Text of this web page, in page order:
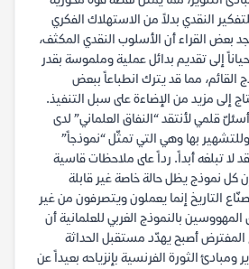
النقدي بدلاً من الاستهلاك الفكري
بعض القراء أن الأسلوب النقدي المكثف،
إلى تقديم بدائل عملية وملموسة بقدر
القائم، مما قد يترك انطباعاً ببعض
إلى مزيد من الإضاءة على سبل التنفيذ.
قلمي لأنتقد “النفاق العلماني” لدى
بها وهي التي تمثّل “نموذجاً”
لا تبلغه أبداً. رداً على ملاحظات قاسية
كل نموذج يظل حالة خاصة غير قابلة
التاريخ إنما يعملون ويتصرفون من غير
بالنموذج الغربي للعلمانية أن
المفترض أصبح يهدّد مستقبل الحداثة
ومبادئ الثورة الفرنسية بإنزياحه بعيداً عن